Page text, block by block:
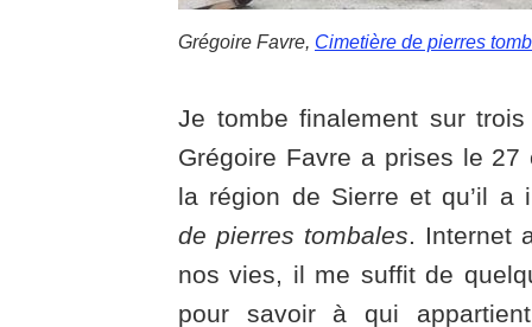
Grégoire Favre, Cimetière de pierres
Je tombe finalement sur
Grégoire Favre a prises le 27
la région de Sierre et qu’il a
de pierres tombales. Internet
nos vies, il me suffit de
pour savoir à qui